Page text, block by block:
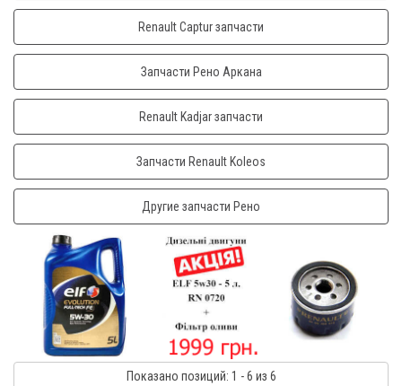
Renault Captur запчасти
Запчасти Рено Аркана
Renault Kadjar запчасти
Запчасти Renault Koleos
Другие запчасти Рено
Показано позиций: 1 - 6 из 6